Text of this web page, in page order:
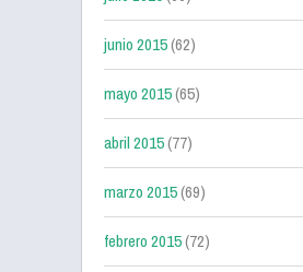
junio 2015(62)
mayo 2015(65)
abril 2015(77)
marzo 2015(69)
febrero 2015(72)